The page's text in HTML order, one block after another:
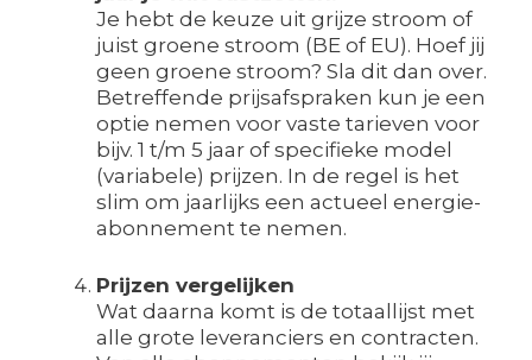
Je hebt de keuze uit grijze stroom of
juist groene stroom (BE of EU). Hoef jij
geen groene stroom? Sla dit dan over.
Betreffende prijsafspraken kun je een
optie nemen voor vaste tarieven voor
bijv. 1 t/m 5 jaar of specifieke model
(variabele) prijzen. In de regel is het
slim om jaarlijks een actueel energie-
abonnement te nemen.
Prijzen vergelijken
Wat daarna komt is de totaallijst met
alle grote leveranciers en contracten.